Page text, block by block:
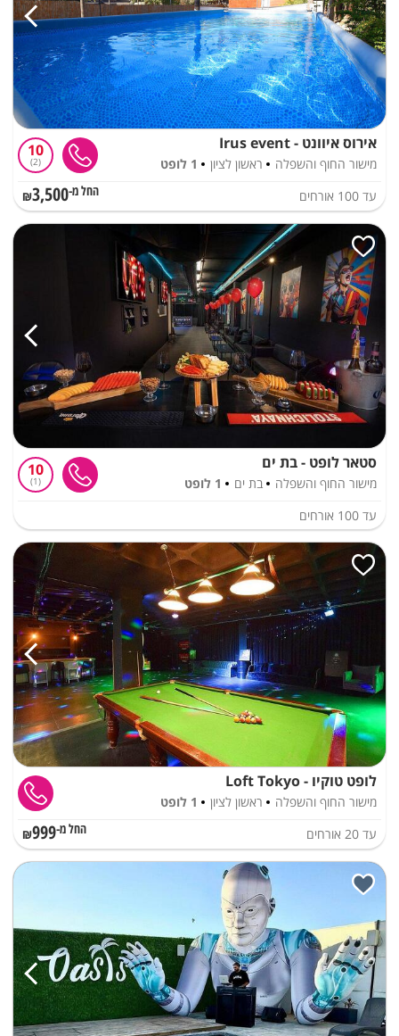
אירוס איוונט - Irus event
מישור החוף והשפלה ראשון לציון 1 לופט
10
2
עד 100 אורחים החל מ-₪3,500
סטאר לופט - בת ים
מישור החוף והשפלה בת ים 1 לופט
10
1
עד 100 אורחים
לופט טוקיו - Loft Tokyo
מישור החוף והשפלה ראשון לציון
1 לופט
עד 20 אורחים החל מ-₪999